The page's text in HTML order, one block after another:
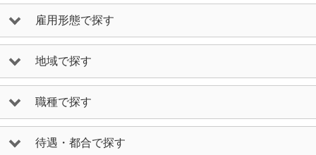
雇用形態で探す
地域で探す
職種で探す
待遇・都合で探す